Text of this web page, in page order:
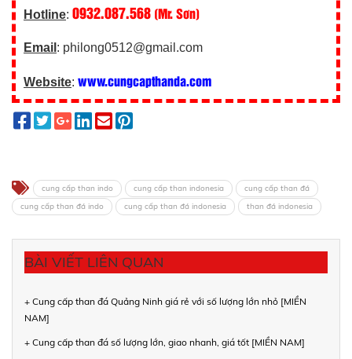
Hotline: 0932.087.568 (Mr. Sơn)
Email : philong0512@gmail.com
Website: www.cungcapthanda.com
cung cấp than indo cung cấp than indonesia
cung cấp than đá
cung cấp than đá indo
cung cấp than đá indonesia than đá indonesia
BÀI VIẾT LIÊN QUAN
+ Cung cấp than đá Quảng Ninh giá rẻ với số lượng lớn nhỏ [MIỀN
NAM]
+ Cung cấp than đá số lượng lớn, giao nhanh, giá tốt [MIỀN NAM]